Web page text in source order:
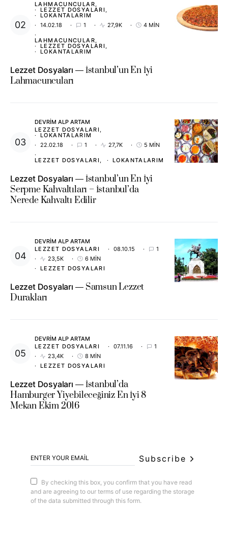
LAHMACUNCULAR
LEZZET DOSYALARI
LOKANTALARIM
14.02.18
1 27,9K 4 MIN
LAHMACUNCULAR
LEZZET DOSYALARI
LOKANTALARIM
Lezzet Dosyaları
İstanbul’un En İyi
Lahmacuncuları
DEVRIM ALP ARTAM
LEZZET DOSYALARI
LOKANTALARIM
22.02.18
1 27,7K 5 MIN
LEZZET DOSYALARI LOKANTALARIM
Lezzet Dosyaları
İstanbul’un En İyi
Serpme Kahvaltıları – İstanbul’da
Nerede Kahvaltı Edilir
DEVRIM ALP ARTAM
LEZZET DOSYALARI
08.10.15
1
23,5K
6 MIN
LEZZET DOSYALARI
Lezzet Dosyaları
Samsun Lezzet
Durakları
DEVRIM ALP ARTAM
LEZZET DOSYALARI
07.11.16
1
23,4K
8 MIN
LEZZET DOSYALARI
Lezzet Dosyaları
İstanbul’da
Hamburger Yiyebileceğiniz En İyi 8
Mekan Ekim 2016
Subscribe
By checking this box, you confirm that you have read
and are agreeing to our terms of use regarding the storage
of the data submitted through this form.